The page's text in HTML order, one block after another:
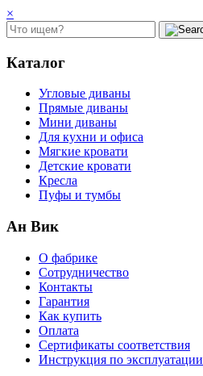
×
Каталог
Угловые диваны
Прямые диваны
Мини диваны
Для кухни и офиса
Мягкие кровати
Детские кровати
Кресла
Пуфы и тумбы
Ан Вик
О фабрике
Сотрудничество
Контакты
Гарантия
Как купить
Оплата
Сертификаты соответствия
Инструкция по эксплуатации